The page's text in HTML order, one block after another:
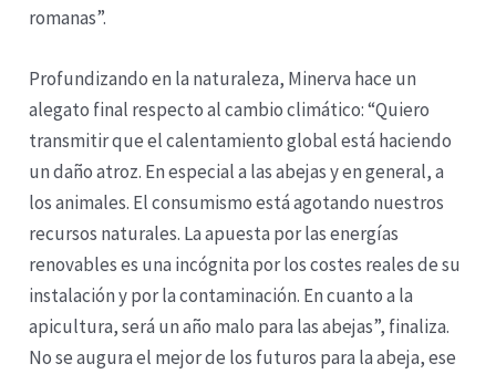
romanas”.
Profundizando en la naturaleza, Minerva hace un
alegato final respecto al cambio climático: “Quiero
transmitir que el calentamiento global está haciendo
un daño atroz. En especial a las abejas y en general, a
los animales. El consumismo está agotando nuestros
recursos naturales. La apuesta por las energías
renovables es una incógnita por los costes reales de su
instalación y por la contaminación. En cuanto a la
apicultura, será un año malo para las abejas”, finaliza.
No se augura el mejor de los futuros para la abeja, ese